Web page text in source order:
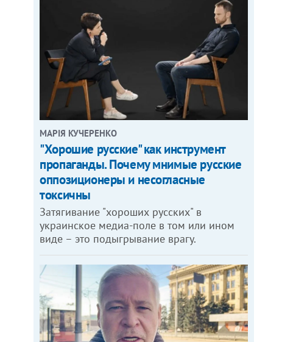
МАРІЯ КУЧЕРЕНКО
"Хорошие русские" как инструмент
пропаганды. Почему мнимые русские
оппозиционеры и несогласные
токсичны
Затягивание "хороших русских" в
украинское медиа-поле в том или ином
виде – это подыгрывание врагу.